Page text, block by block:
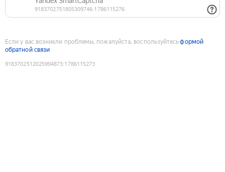
Если у вас возникли проблемы, пожалуйста, воспользуйтесьформой
обратной связи
9183702512025994873:1786115273